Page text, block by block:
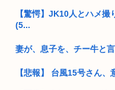
ワイ25歳人生に疲れて女
もして...
トー横キッズ、ジャップ
【驚愕】JK10人とハメ
(5...
妻が、息子を、チー牛と
【悲報】 台風15号さん